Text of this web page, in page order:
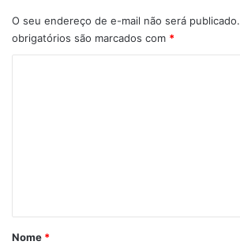
O seu endereço de e-mail não será publicado.
obrigatórios são marcados com *
r
Nome *